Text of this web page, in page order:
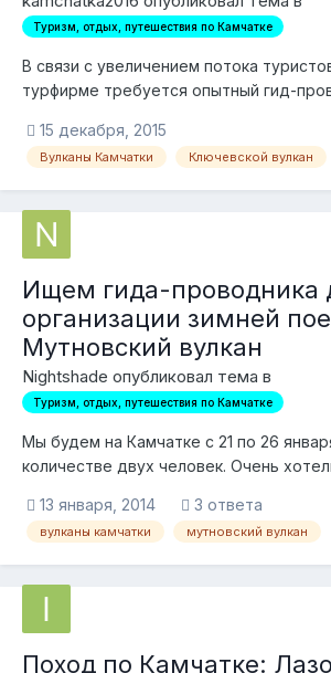
Туризм, отдых, путешествия по Камчатке
В связи с увеличением потока
турфирме требуется опытный гид-
лет. Отличное знание основных
Камчатке, в первую очередь
Толбачика и Ключевской группы
Мутновский — Горелый...
15 декабря, 2015
Вулканы Камчатки Ключевской вулкан
Ищем гида-проводника
организации зимней
Мутновский вулкан
Nightshade опубликовал тема в
Туризм, отдых, путешествия по Камчатке
Мы будем на Камчатке с 21 по 26
количестве двух человек. Очень
хуже, чем летом. Ищем человека,
организовать двух-трехдневный
вулкану Мутновский с ночевкой в
13 января, 2014 3 ответа
вулканы камчатки мутновский вулкан
Поход по Камчатке: